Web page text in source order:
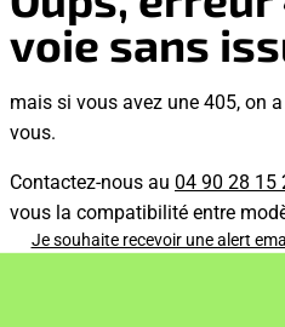
voie sans
mais si vous avez une 405, on
vous.
Contactez-nous au 04 90 28 15
vous la compatibilité entre
Je souhaite recevoir une alert